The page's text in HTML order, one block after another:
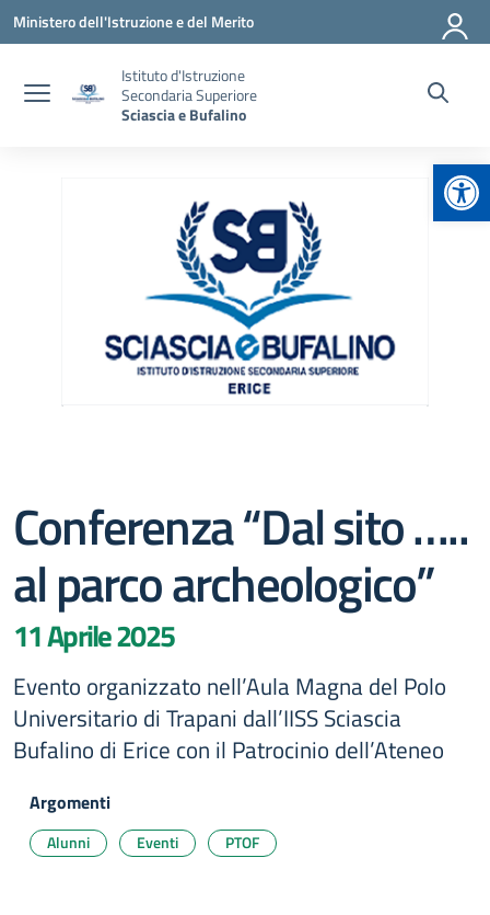
Vai ai contenuti
Vai al menu di navigazione
Vai al footer
Ministero dell'Istruzione e del Merito
Istituto d'Istruzione
Secondaria Superiore
Sciascia e Bufalino
Conferenza “Dal sito …..
al parco archeologico”
11 Aprile 2025
Evento organizzato nell’Aula Magna del Polo
Universitario di Trapani dall’IISS Sciascia
Bufalino di Erice con il Patrocinio dell’Ateneo
Argomenti
Alunni Eventi PTOF